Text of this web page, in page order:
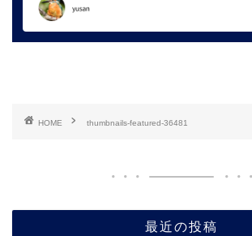
HOME thumbnails-featured-36481
最近の投稿